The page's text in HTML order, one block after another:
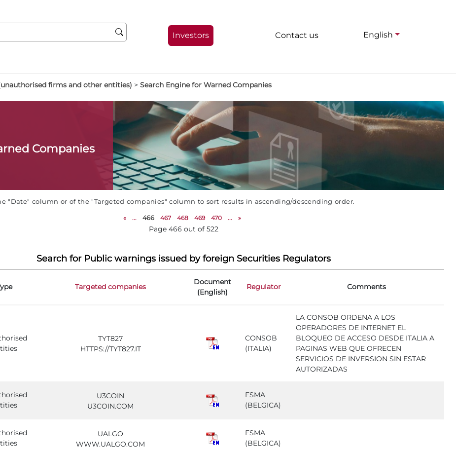
Investors Contact us English
firms and other entities) > Search Engine for Warned Companies
Companies
"Date" column or of the "Targeted companies" column to sort results in ascending/descending order.
« ... 466 467 468 469 470 ... »
Page 466 out of 522
Search for Public warnings issued by foreign Securities Regulators
Targeted companies
Document
(English)
Regulator Comments
TYT827
HTTPS://TYT827.IT
CONSOB
(ITALIA)
LA CONSOB ORDENA A LOS
OPERADORES DE INTERNET EL
BLOQUEO DE ACCESO DESDE ITALIA A
PAGINAS WEB QUE OFRECEN
SERVICIOS DE INVERSION SIN ESTAR
AUTORIZADAS
U3COIN
U3COIN.COM
FSMA
(BELGICA)
UALGO
WWW.UALGO.COM
FSMA
(BELGICA)